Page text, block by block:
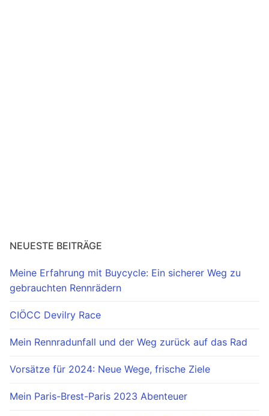
NEUESTE BEITRÄGE
Meine Erfahrung mit Buycycle: Ein sicherer Weg zu
gebrauchten Rennrädern
CIÖCC Devilry Race
Mein Rennradunfall und der Weg zurück auf das Rad
Vorsätze für 2024: Neue Wege, frische Ziele
Mein Paris-Brest-Paris 2023 Abenteuer